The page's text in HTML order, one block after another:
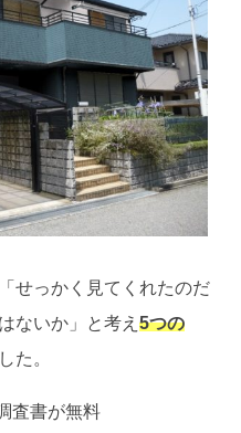
せっかく見てくれたのだ
ないか」と考え 5つの
た。
査書が無料